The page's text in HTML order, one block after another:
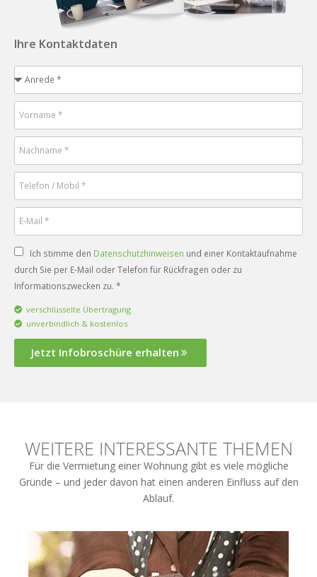
Ihre Kontaktdaten
Ich stimme den Datenschutzhinweisen und einer Kontaktaufnahme
durch Sie per E-Mail oder Telefon für Rückfragen oder zu
Informationszwecken zu. *
verschlüsselte Übertragung
unverbindlich & kostenlos
Jetzt Infobroschüre erhalten
WEITERE INTERESSANTE THEMEN
Für die Vermietung einer Wohnung gibt es viele mögliche
Gründe – und jeder davon hat einen anderen Einfluss auf den
Ablauf.